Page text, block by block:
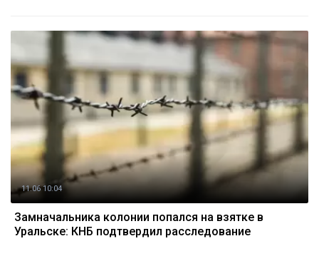
11.06 10:04
Замначальника колонии попался на взятке в
Уральске: КНБ подтвердил расследование